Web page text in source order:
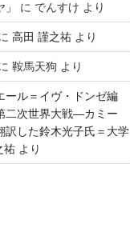
に でんすけ より
高田 謹之祐より
鞍馬天狗 より
ール＝イヴ・ドンゼ編
二次世界大戦―カミー
訳した鈴木光子氏＝大学
祐より